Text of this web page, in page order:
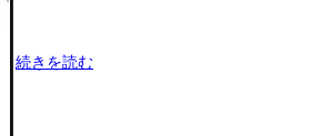
続きを読む